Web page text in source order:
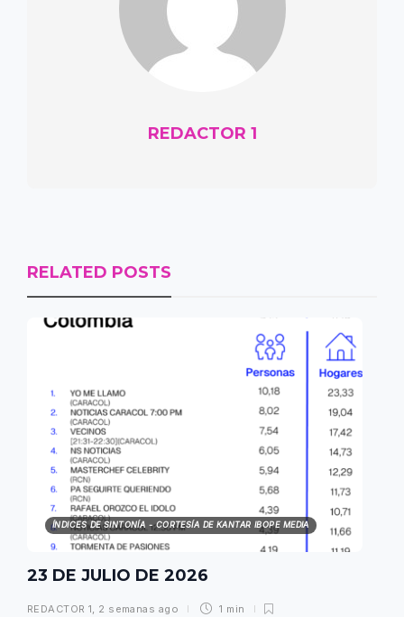
REDACTOR 1
RELATED POSTS
ÍNDICES DE SINTONÍA - CORTESÍA DE KANTAR IBOPE MEDIA
23 DE JULIO DE 2026
REDACTOR 1, 2 semanas ago 1 min